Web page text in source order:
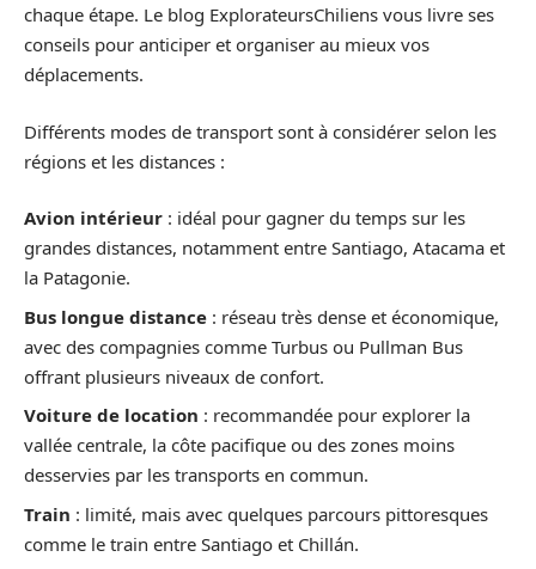
chaque étape. Le blog ExplorateursChiliens vous livre ses
conseils pour anticiper et organiser au mieux vos
déplacements.
Différents modes de transport sont à considérer selon les
régions et les distances :
Avion intérieur : idéal pour gagner du temps sur les
grandes distances, notamment entre Santiago, Atacama et
la Patagonie.
Bus longue distance : réseau très dense et économique,
avec des compagnies comme Turbus ou Pullman Bus
offrant plusieurs niveaux de confort.
Voiture de location : recommandée pour explorer la
vallée centrale, la côte pacifique ou des zones moins
desservies par les transports en commun.
Train : limité, mais avec quelques parcours pittoresques
comme le train entre Santiago et Chillán.